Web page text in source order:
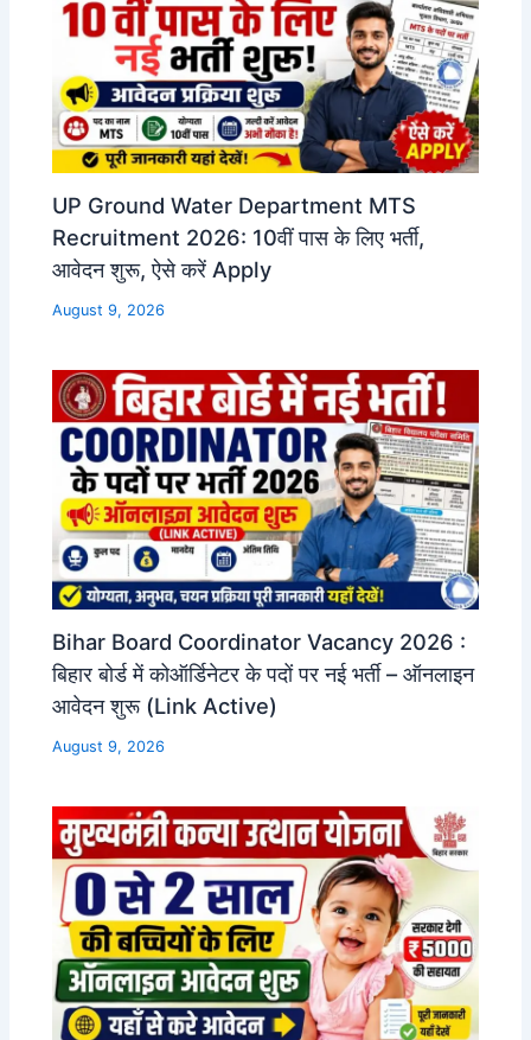
UP Ground Water Department MTS
Recruitment 2026: 10वीं पास के लिए भर्ती,
आवेदन शुरू, ऐसे करें Apply
August 9, 2026
Bihar Board Coordinator Vacancy 2026 :
बिहार बोर्ड में कोऑर्डिनेटर के पदों पर नई भर्ती – ऑनलाइन
आवेदन शुरू (Link Active)
August 9, 2026